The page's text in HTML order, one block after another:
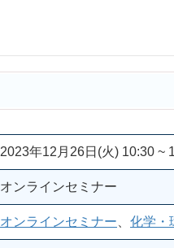
2023年12月26日(火) 10:30 ~
オンラインセミナー
オンラインセミナー 化学・